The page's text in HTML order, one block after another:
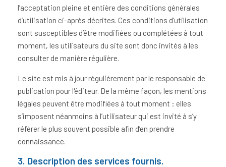
l’acceptation pleine et entière des conditions générales
d’utilisation ci-après décrites. Ces conditions d’utilisation
sont susceptibles d’être modifiées ou complétées à tout
moment, les utilisateurs du site sont donc invités à les
consulter de manière régulière.
Le site est mis à jour régulièrement par le responsable de
publication pour l'éditeur. De la même façon, les mentions
légales peuvent être modifiées à tout moment : elles
s’imposent néanmoins à l’utilisateur qui est invité à s’y
référer le plus souvent possible afin d’en prendre
connaissance.
3. Description des services fournis.